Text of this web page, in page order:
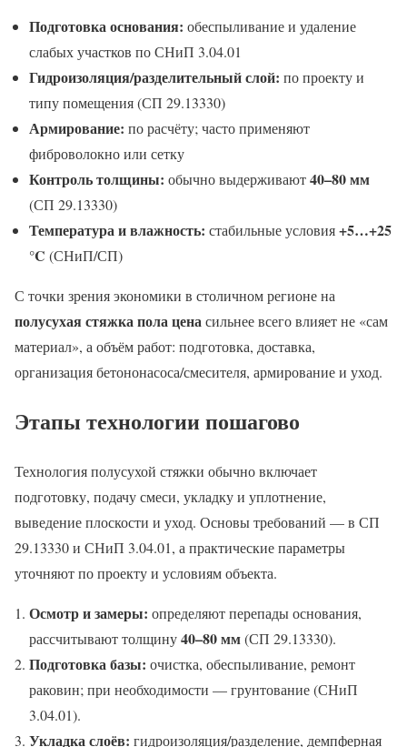
Подготовка основания: обеспыливание и удаление
слабых участков по СНиП 3.04.01
Гидроизоляция/разделительный слой: по проекту и
типу помещения (СП 29.13330)
Армирование: по расчёту; часто применяют
фиброволокно или сетку
Контроль толщины: обычно выдерживают40–80 мм
(СП 29.13330)
Температура и влажность: стабильные условия+5…+25
°C (СНиП/СП)
С точки зрения экономики в столичном регионе на
полусухая стяжка пола цена сильнее всего влияет не «сам
материал», а объём работ: подготовка, доставка,
организация бетононасоса/смесителя, армирование и уход.
Этапы технологии пошагово
Технология полусухой стяжки обычно включает
подготовку, подачу смеси, укладку и уплотнение,
выведение плоскости и уход. Основы требований — в СП
29.13330 и СНиП 3.04.01, а практические параметры
уточняют по проекту и условиям объекта.
Осмотр и замеры: определяют перепады основания,
рассчитывают толщину40–80 мм(СП 29.13330).
Подготовка базы: очистка, обеспыливание, ремонт
раковин; при необходимости — грунтование (СНиП
3.04.01).
Укладка слоёв: гидроизоляция/разделение, демпферная